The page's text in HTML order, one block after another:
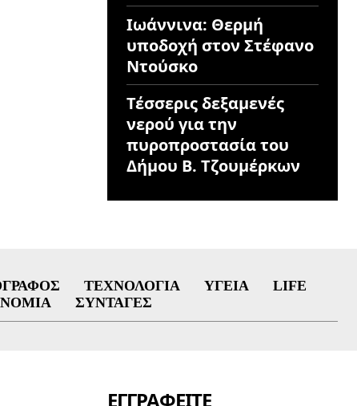
Ιωάννινα: Θερμή
υποδοχή στον Στέφανο
Ντούσκο
Τέσσερις δεξαμενές
νερού για την
πυροπροστασία του
Δήμου Β. Τζουμέρκων
ΤΕΧΝΟΛΟΓΊΑ ΥΓΕΊΑ
LIFE
ΣΥΝΤΑΓΈΣ
ΕΓΓΡΑΦΕΊΤΕ